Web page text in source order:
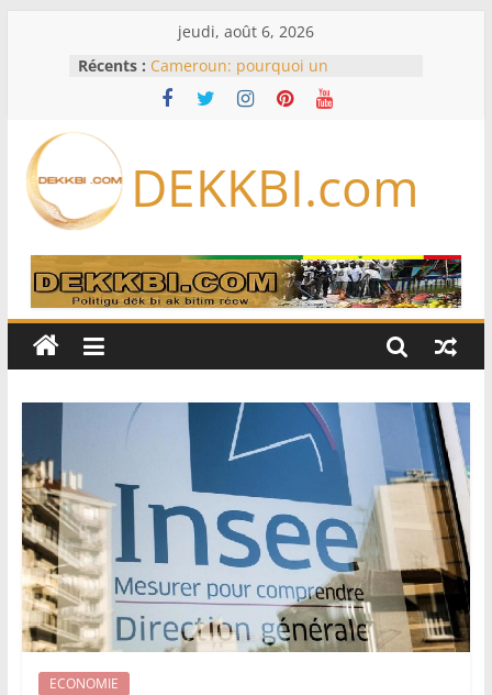
jeudi, août 6, 2026
Récents : Cameroun: pourquoi un
remaniement au sommet de
l’armée alors que Paul Biya est hors
logiciels écrits par l’IA, dominé par
Anthropic et OpenAI
Disney s’associe à TikTok pour tirer
davantage profit de ses univers
légendaires
France – Algérie: l’affaire Mehdi
policière contre le narcotrafic
DEKKBI.com
ECONOMIE